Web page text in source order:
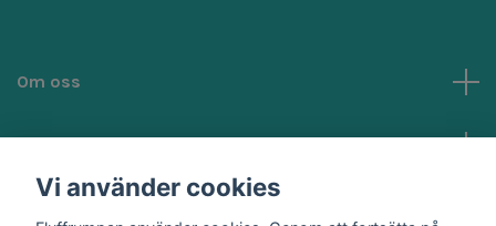
Om oss
Vi använder cookies